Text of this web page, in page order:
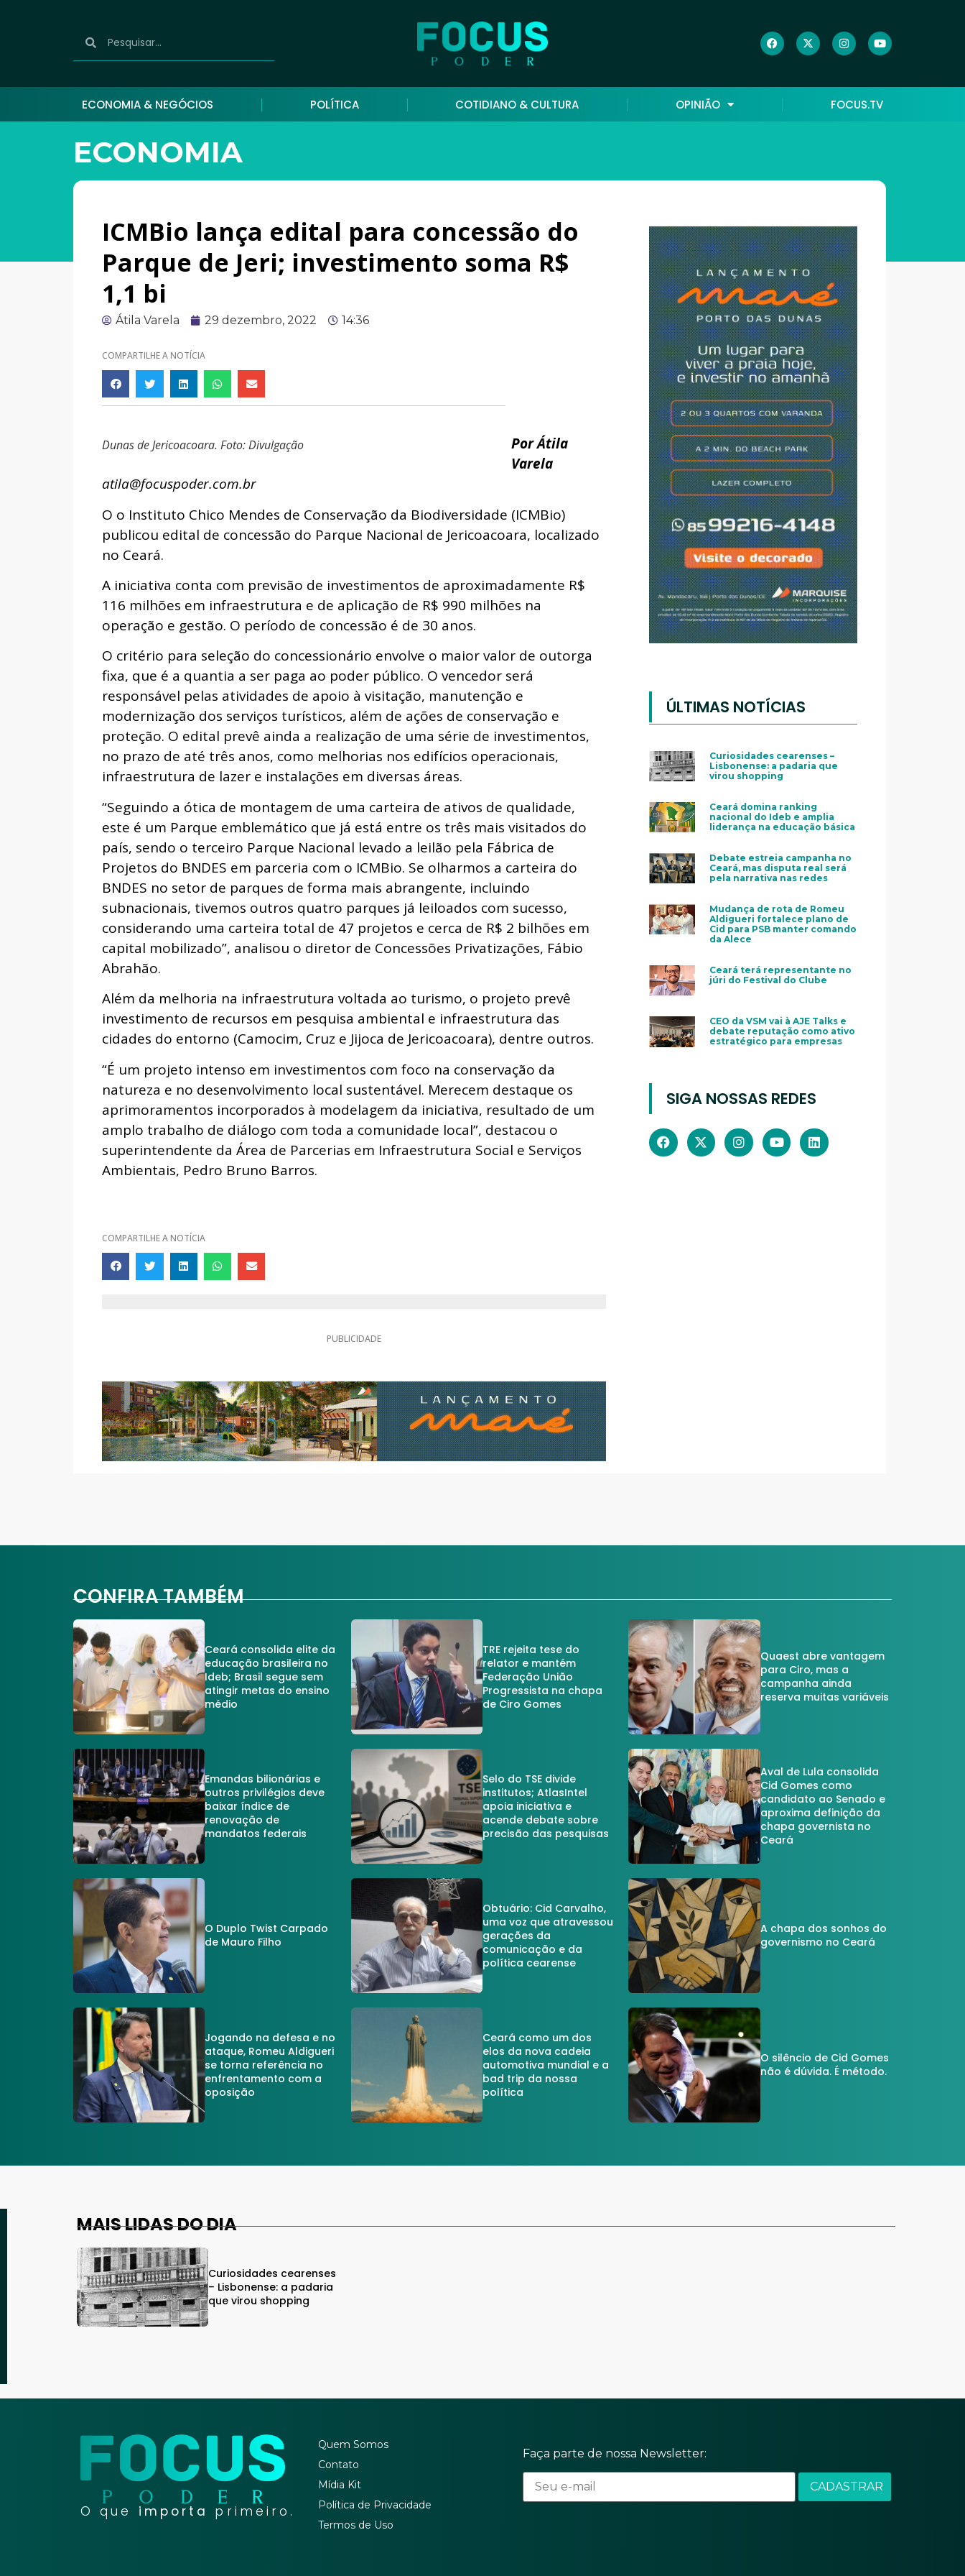
ECONOMIA & NEGÓCIOS POLÍTICA COTIDIANO & CULTURA OPINIÃO FOCUS.TV
ECONOMIA
ICMBio lança edital para concessão do
Parque de Jeri; investimento soma R$
1,1 bi
Átila Varela 29 dezembro, 2022 14:36
COMPARTILHE A NOTÍCIA
Dunas de Jericoacoara. Foto: Divulgação
Por Átila
Varela
atila@focuspoder.com.br
O o Instituto Chico Mendes de Conservação da Biodiversidade (ICMBio)
publicou edital de concessão do Parque Nacional de Jericoacoara, localizado
no Ceará.
A iniciativa conta com previsão de investimentos de aproximadamente R$
116 milhões em infraestrutura e de aplicação de R$ 990 milhões na
operação e gestão. O período de concessão é de 30 anos.
O critério para seleção do concessionário envolve o maior valor de outorga
fixa, que é a quantia a ser paga ao poder público. O vencedor será
responsável pelas atividades de apoio à visitação, manutenção e
modernização dos serviços turísticos, além de ações de conservação e
proteção. O edital prevê ainda a realização de uma série de investimentos,
no prazo de até três anos, como melhorias nos edifícios operacionais,
infraestrutura de lazer e instalações em diversas áreas.
“Seguindo a ótica de montagem de uma carteira de ativos de qualidade,
este é um Parque emblemático que já está entre os três mais visitados do
país, sendo o terceiro Parque Nacional levado a leilão pela Fábrica de
Projetos do BNDES em parceria com o ICMBio. Se olharmos a carteira do
BNDES no setor de parques de forma mais abrangente, incluindo
subnacionais, tivemos outros quatro parques já leiloados com sucesso,
considerando uma carteira total de 47 projetos e cerca de R$ 2 bilhões em
capital mobilizado”, analisou o diretor de Concessões Privatizações, Fábio
Abrahão.
Além da melhoria na infraestrutura voltada ao turismo, o projeto prevê
investimento de recursos em pesquisa ambiental e infraestrutura das
cidades do entorno (Camocim, Cruz e Jijoca de Jericoacoara), dentre outros.
“É um projeto intenso em investimentos com foco na conservação da
natureza e no desenvolvimento local sustentável. Merecem destaque os
aprimoramentos incorporados à modelagem da iniciativa, resultado de um
amplo trabalho de diálogo com toda a comunidade local”, destacou o
superintendente da Área de Parcerias em Infraestrutura Social e Serviços
Ambientais, Pedro Bruno Barros.
COMPARTILHE A NOTÍCIA
PUBLICIDADE
ÚLTIMAS NOTÍCIAS
Curiosidades cearenses –
Lisbonense: a padaria que
virou shopping
Ceará domina ranking
nacional do Ideb e amplia
liderança na educação básica
Debate estreia campanha no
Ceará, mas disputa real será
pela narrativa nas redes
Mudança de rota de Romeu
Aldigueri fortalece plano de
Cid para PSB manter comando
da Alece
Ceará terá representante no
júri do Festival do Clube
CEO da VSM vai à AJE Talks e
debate reputação como ativo
estratégico para empresas
SIGA NOSSAS REDES
CONFIRA TAMBÉM
Ceará consolida elite da
educação brasileira no
Ideb; Brasil segue sem
atingir metas do ensino
médio
TRE rejeita tese do
relator e mantém
Federação União
Progressista na chapa
de Ciro Gomes
Quaest abre vantagem
para Ciro, mas a
campanha ainda
reserva muitas variáveis
Emandas bilionárias e
outros privilégios deve
baixar índice de
renovação de
mandatos federais
Selo do TSE divide
institutos; AtlasIntel
apoia iniciativa e
acende debate sobre
precisão das pesquisas
Aval de Lula consolida
Cid Gomes como
candidato ao Senado e
aproxima definição da
chapa governista no
Ceará
O Duplo Twist Carpado
de Mauro Filho
Obtuário: Cid Carvalho,
uma voz que atravessou
gerações da
comunicação e da
política cearense
A chapa dos sonhos do
governismo no Ceará
Jogando na defesa e no
ataque, Romeu Aldigueri
se torna referência no
enfrentamento com a
oposição
Ceará como um dos
elos da nova cadeia
automotiva mundial e a
bad trip da nossa
política
O silêncio de Cid Gomes
não é dúvida. É método.
MAIS LIDAS DO DIA
Curiosidades cearenses
– Lisbonense: a padaria
que virou shopping
O que importa primeiro.
Quem Somos
Contato
Mídia Kit
Política de Privacidade
Termos de Uso
Faça parte de nossa Newsletter: